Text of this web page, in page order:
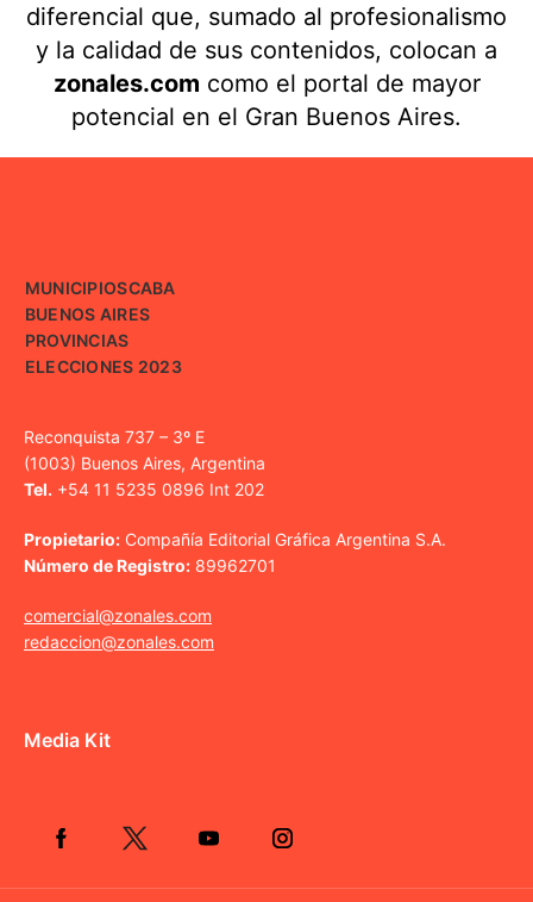
diferencial que, sumado al profesionalismo
y la calidad de sus contenidos, colocan a
zonales.com como el portal de mayor
potencial en el Gran Buenos Aires.
MUNICIPIOSCABA
BUENOS AIRES
PROVINCIAS
ELECCIONES 2023
Reconquista 737 – 3º E
(1003) Buenos Aires, Argentina
Tel. +54 11 5235 0896 Int 202
Propietario: Compañía Editorial Gráfica Argentina S.A.
Número de Registro: 89962701
comercial@zonales.com
redaccion@zonales.com
Media Kit